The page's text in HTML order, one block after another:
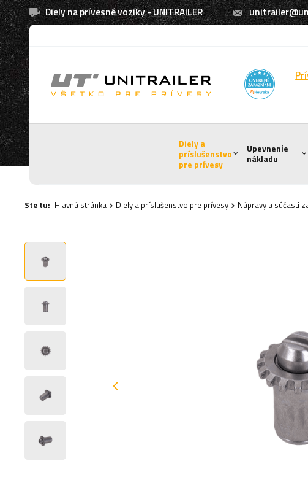
Diely na prívesné vozíky - UNITRAILER
Diely a
príslušenstvo
pre prívesy
Upevnenie
nákladu
Ste tu: Hlavná stránka Diely a príslušenstvo pre prívesy Nápravy a súčasti